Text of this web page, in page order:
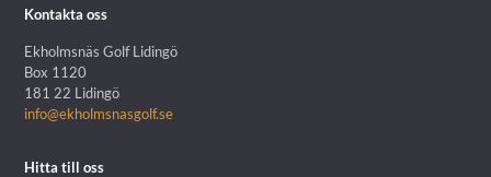
Kontakta oss
Ekholmsnäs Golf Lidingö
Box 1120
181 22 Lidingö
info@ekholmsnasgolf.se
Hitta till oss